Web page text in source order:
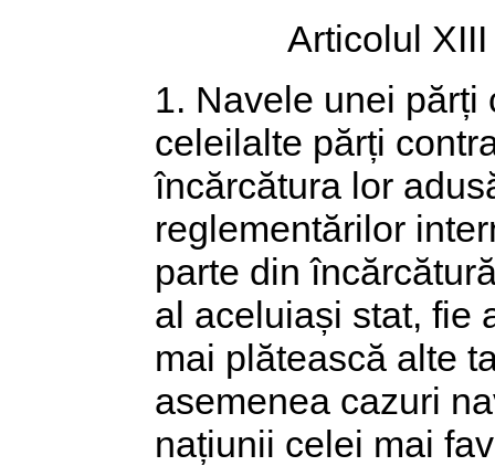
Articolul XIII
1. Navele unei părți
celeilalte părți
încărcătura lor
reglementărilor
parte din
al aceluiași stat, fie
mai plătească alte
asemenea cazuri
națiunii celei mai